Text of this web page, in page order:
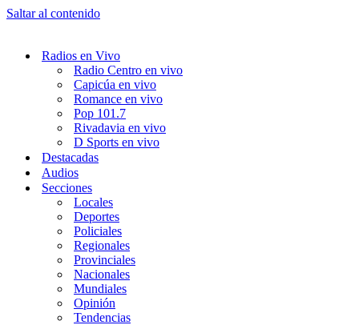
Saltar al contenido
Radios en Vivo
Radio Centro en vivo
Capicúa en vivo
Romance en vivo
Pop 101.7
Rivadavia en vivo
D Sports en vivo
Destacadas
Audios
Secciones
Locales
Deportes
Policiales
Regionales
Provinciales
Nacionales
Mundiales
Opinión
Tendencias